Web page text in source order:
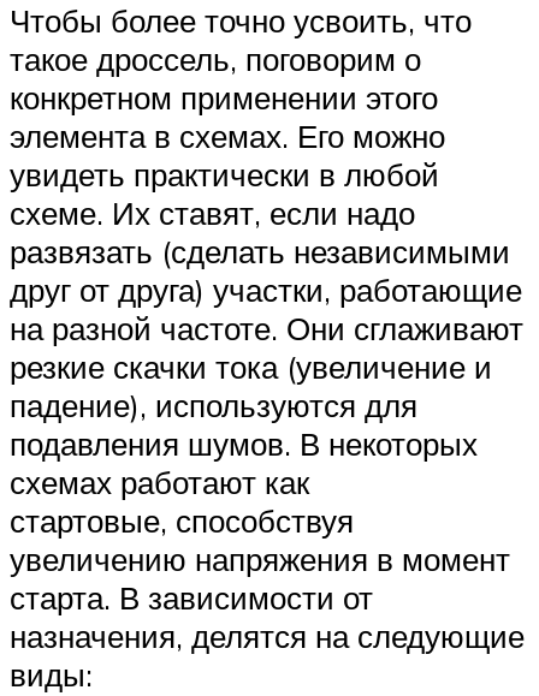
Чтобы более точно усвоить, что
такое дроссель, поговорим о
конкретном применении этого
элемента в схемах. Его можно
увидеть практически в любой
схеме. Их ставят, если надо
развязать (сделать независимыми
друг от друга) участки, работающие
на разной частоте. Они сглаживают
резкие скачки тока (увеличение и
падение), используются для
подавления шумов. В некоторых
схемах работают как
стартовые, способствуя
увеличению напряжения в момент
старта. В зависимости от
назначения, делятся на следующие
виды: